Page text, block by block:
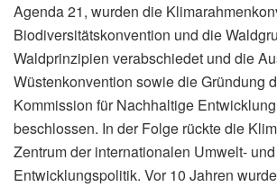
Agenda 21, wurden die
Biodiversitätskonvention und die
Waldprinzipien verabschiedet und die
Wüstenkonvention sowie die Gründung
Kommission für Nachhaltige
beschlossen. In der Folge rückte die
Zentrum der internationalen Umwelt- und
Entwicklungspolitik. Vor 10 Jahren